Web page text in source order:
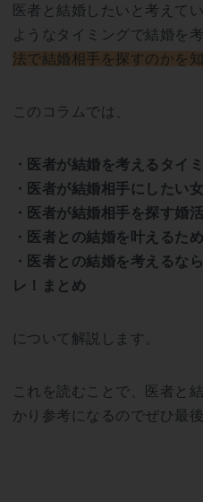
医者と結婚したいと考えて
ようなタイミングで結婚を
法で結婚相手を探すのかを
このコラムでは、
・医者が結婚を考えるタイ
・医者が結婚相手にしたい
・医者が結婚相手を探す婚
・医者との結婚を叶えるた
・医者との結婚を考えるな
レ！まとめ
について解説します。
これを読むことで、医者と
かり参考になるのでぜひ最